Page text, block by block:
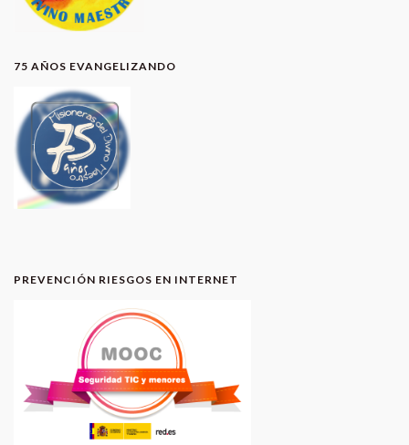
75 AÑOS EVANGELIZANDO
PREVENCIÓN RIESGOS EN INTERNET